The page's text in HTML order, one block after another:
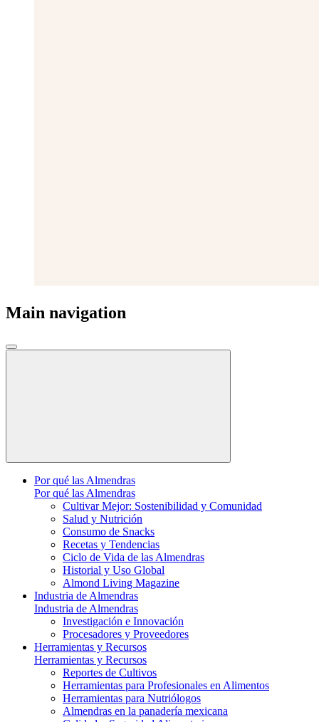
Main navigation
Por qué las Almendras
Por qué las Almendras
Cultivar Mejor: Sostenibilidad y Comunidad
Salud y Nutrición
Consumo de Snacks
Recetas y Tendencias
Ciclo de Vida de las Almendras
Historial y Uso Global
Almond Living Magazine
Industria de Almendras
Industria de Almendras
Investigación e Innovación
Procesadores y Proveedores
Herramientas y Recursos
Herramientas y Recursos
Reportes de Cultivos
Herramientas para Profesionales en Alimentos
Herramientas para Nutriólogos
Almendras en la panadería mexicana